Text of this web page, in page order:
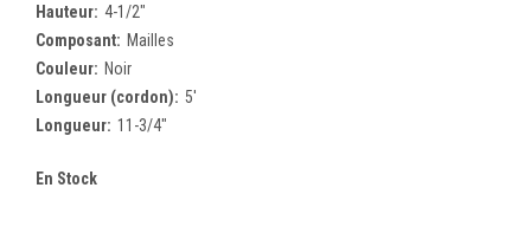
Hauteur: 4-1/2"
Composant: Mailles
Couleur: Noir
Longueur (cordon): 5'
Longueur: 11-3/4"
En Stock